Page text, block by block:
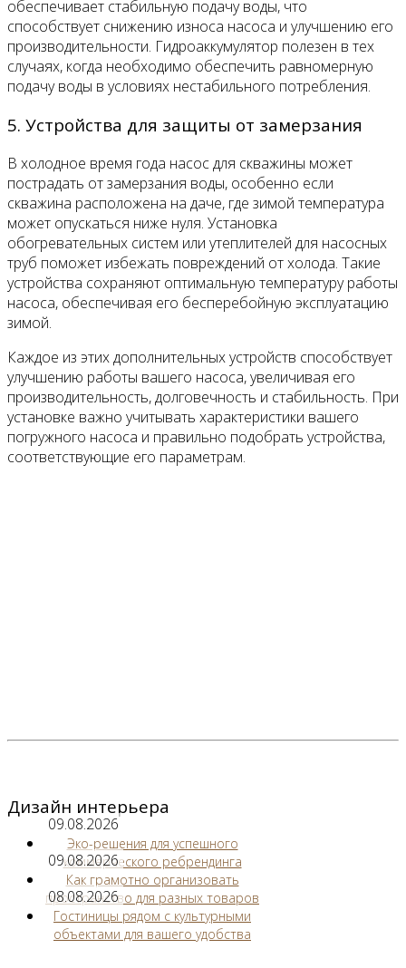
обеспечивает стабильную подачу воды, что
способствует снижению износа насоса и улучшению его
производительности. Гидроаккумулятор полезен в тех
случаях, когда необходимо обеспечить равномерную
подачу воды в условиях нестабильного потребления.
5. Устройства для защиты от замерзания
В холодное время года насос для скважины может
пострадать от замерзания воды, особенно если
скважина расположена на даче, где зимой температура
может опускаться ниже нуля. Установка
обогревательных систем или утеплителей для насосных
труб поможет избежать повреждений от холода. Такие
устройства сохраняют оптимальную температуру работы
насоса, обеспечивая его бесперебойную эксплуатацию
зимой.
Каждое из этих дополнительных устройств способствует
улучшению работы вашего насоса, увеличивая его
производительность, долговечность и стабильность. При
установке важно учитывать характеристики вашего
погружного насоса и правильно подобрать устройства,
соответствующие его параметрам.
Дизайн интерьера
09.08.2026
Эко-решения для успешного
коммерческого ребрендинга
09.08.2026
Как грамотно организовать
пространство для разных товаров
08.08.2026
Гостиницы рядом с культурными
объектами для вашего удобства